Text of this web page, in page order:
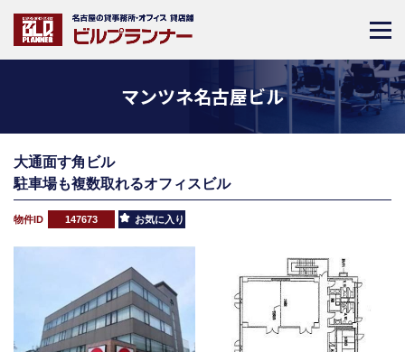
マンツネ名古屋ビル
大通面す角ビル
駐車場も複数取れるオフィスビル
物件ID 147673 お気に入り